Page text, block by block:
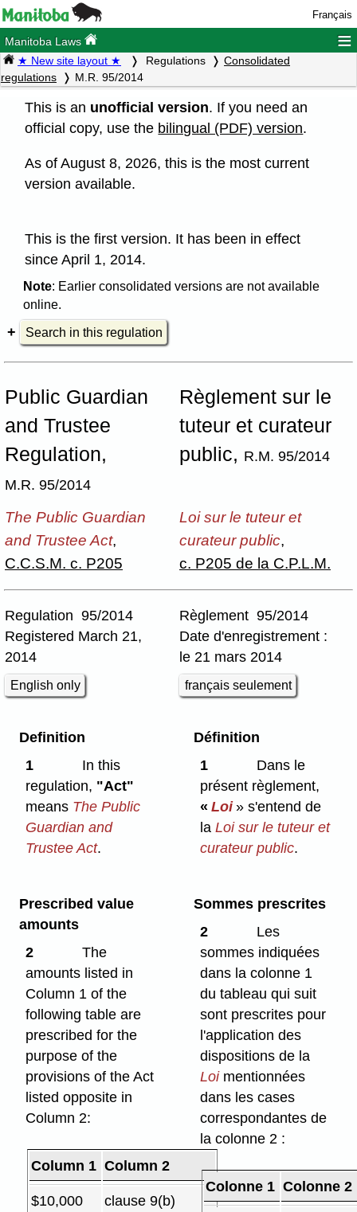
Français
Manitoba Laws ≡
★ New site layout ★ Regulations
Consolidated
regulations
M.R. 95/2014
This is an unofficial version. If you need an
official copy, use the bilingual (PDF) version.
As of August 8, 2026, this is the most current
version available.
This is the first version. It has been in effect
since April 1, 2014.
Note: Earlier consolidated versions are not available
online.
Search in this regulation
Public Guardian
and Trustee
Regulation,
M.R. 95/2014
Règlement sur le
tuteur et curateur
public, R.M. 95/2014
The Public Guardian
and Trustee Act,
C.C.S.M. c. P205
Loi sur le tuteur et
curateur public,
c. P205 de la C.P.L.M.
Regulation 95/2014
Registered March 21,
2014
English only
Règlement 95/2014
Date d'enregistrement :
le 21 mars 2014
français seulement
Definition
1
In this
regulation, "Act"
means The Public
Guardian and
Trustee Act.
Définition
1
Dans le
présent règlement,
«Loi» s'entend de
laLoi sur le tuteur et
curateur public.
Prescribed value
amounts
2
The
amounts listed in
Column 1 of the
following table are
prescribed for the
purpose of the
provisions of the Act
listed opposite in
Column 2:
Column 1 Column 2
$10,000
clause 9(b)
Sommes prescrites
2
Les
sommes indiquées
dans la colonne 1
du tableau qui suit
sont prescrites pour
l'application des
dispositions de la
Loimentionnées
dans les cases
correspondantes de
la colonne 2 :
Colonne 1 Colonne 2